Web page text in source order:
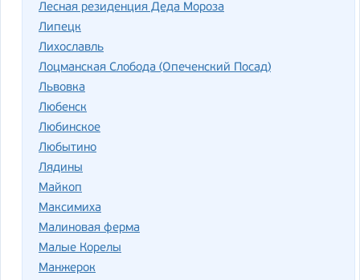
Лесная резиденция Деда Мороза
Липецк
Лихославль
Лоцманская Слобода (Опеченский Посад)
Львовка
Любенск
Любинское
Любытино
Лядины
Майкоп
Максимиха
Малиновая ферма
Малые Корелы
Манжерок